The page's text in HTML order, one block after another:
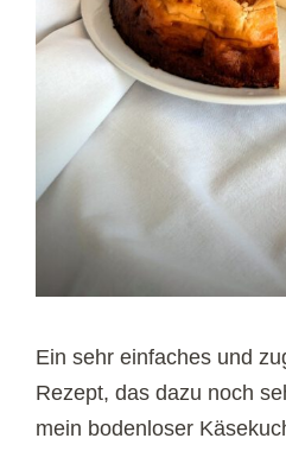
Ein sehr einfaches und
Rezept, das dazu noch
mein bodenloser